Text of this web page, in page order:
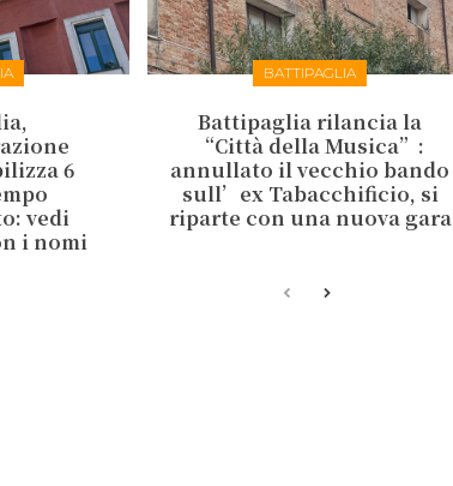
6
vedi
i nomi
BATTIPAGLIA
Battipaglia rilancia la
“Città della Musica”:
annullato il vecchio bando
sull’ex Tabacchificio, si
riparte con una nuova gara